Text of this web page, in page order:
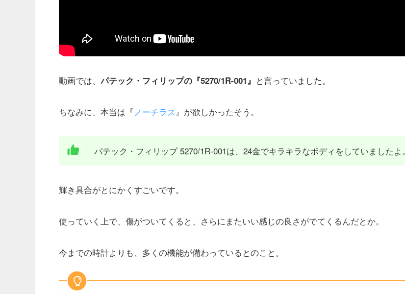
動画では、パテック・フィリップの『5270/1R-001』 と言っていました。
ちなみに、本当は『 ノーチラス 』が欲しかったそう。
パテック・フィリップ 5270/1R-001は、24金でキラキラなボディをしていましたよ。
輝き具合がとにかくすごいです。
使っていく上で、傷がついてくると、さらにまたいい感じの良さがでてくるんだとか。
今までの時計よりも、多くの機能が備わっているとのこと。